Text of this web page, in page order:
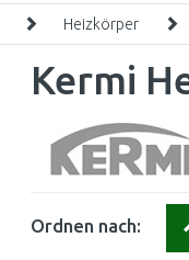
Heizkörper
Kermi
Ordnen nach: